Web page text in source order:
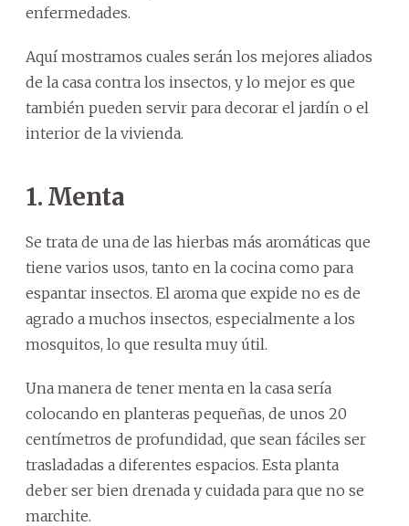
enfermedades.
Aquí mostramos cuales serán los mejores aliados
de la casa contra los insectos, y lo mejor es que
también pueden servir para decorar el jardín o el
interior de la vivienda.
1. Menta
Se trata de una de las hierbas más aromáticas que
tiene varios usos, tanto en la cocina como para
espantar insectos. El aroma que expide no es de
agrado a muchos insectos, especialmente a los
mosquitos, lo que resulta muy útil.
Una manera de tener menta en la casa sería
colocando en planteras pequeñas, de unos 20
centímetros de profundidad, que sean fáciles ser
trasladadas a diferentes espacios. Esta planta
deber ser bien drenada y cuidada para que no se
marchite.